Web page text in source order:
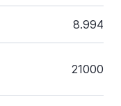
8.994
21000